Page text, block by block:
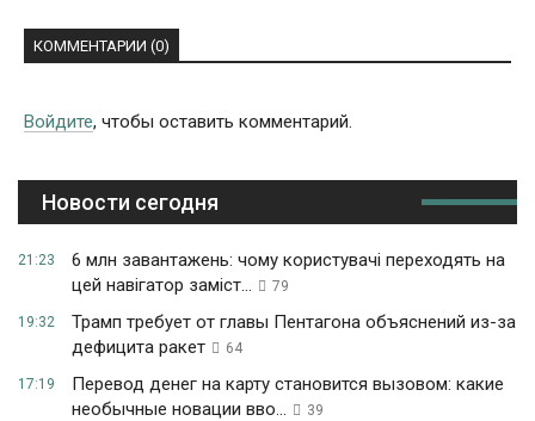
КОММЕНТАРИИ (0)
Войдите, чтобы оставить комментарий.
Новости сегодня
21:23
6 млн завантажень: чому користувачі переходять на
цей навігатор заміст...
79
19:32
Трамп требует от главы Пентагона объяснений из-за
дефицита ракет
64
17:19
Перевод денег на карту становится вызовом: какие
необычные новации вво...
39